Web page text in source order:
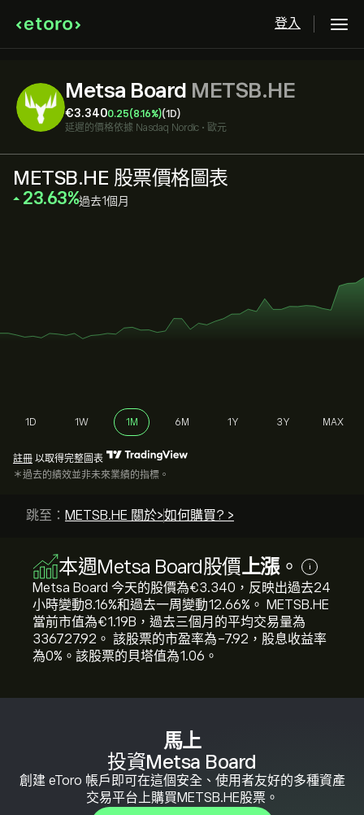
登入
Metsa Board METSB.HE
‎€‎3.3400.25(8.16%)(1D)
延遲的價格依據 Nasdaq Nordic • 歐元
馬上
投資Metsa Board
創建 eToro 帳戶即可在這個安全、使用者友好的多種資產
交易平台上購買METSB.HE股票。
METSB.HE 股票價格圖表
‎23.63‎ 過去1個月
1D 1W 1M 6M 1Y 3Y MAX
註冊 以取得完整圖表
＊過去的績效並非未來業績的指標。
跳至： METSB.HE 關於>如何購買? >
本週Metsa Board股價上漲。 i
Metsa Board 今天的股價為‎€‎3.340，反映出過去24
小時變動‎8.16‎%和過去一周變動‎12.66‎%。 METSB.HE
當前市值為‎€‎1.19B，過去三個月的平均交易量為
336727.92。 該股票的市盈率為-7.92，股息收益率
為0%。該股票的貝塔值為1.06。